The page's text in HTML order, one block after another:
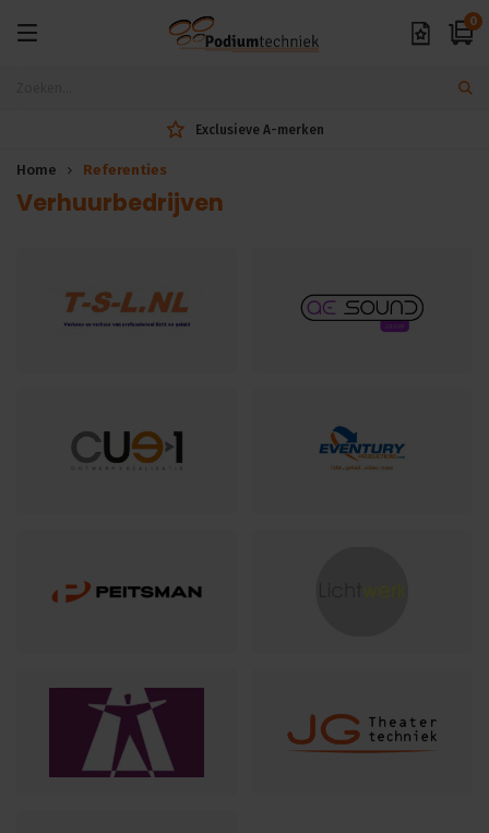
0
Exclusieve A-merken
Home Referenties
Verhuurbedrijven